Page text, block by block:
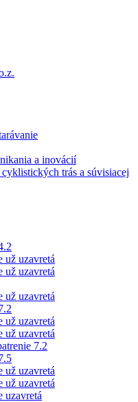
a inovácií
trás a súvisiacej
už uzavretá
už uzavretá
už uzavretá
už uzavretá
už uzavretá
7.2
už uzavretá
už uzavretá
uzavretá